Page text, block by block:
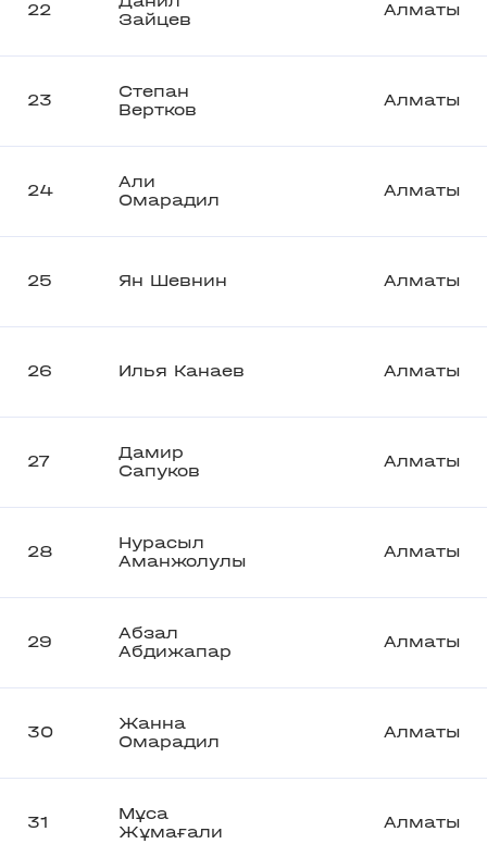
22
Зайцев
Алматы
23
Степан
Вертков
Алматы
24
Али
Омарадил
Алматы
25 Ян Шевнин Алматы
26 Илья Канаев Алматы
27
Дамир
Сапуков
Алматы
28
Нурасыл
Аманжолулы
Алматы
29
Абзал
Абдижапар
Алматы
30
Жанна
Омарадил
Алматы
31
Мұса
Жұмағали
Алматы